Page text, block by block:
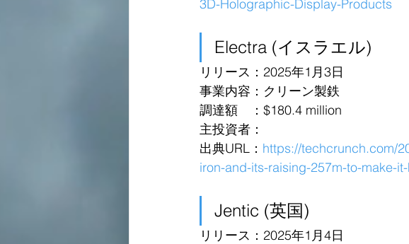
3D-Holographic-Display-Products
Electra (イスラエル)
リリース：2025年1月3日
事業内容：クリーン製鉄
調達額　：$180.4 million
主投資者：
出典URL： https://techcrunch.com/
iron-and-its-raising-257m-to-make-
Jentic (英国)
リリース：2025年1月4日